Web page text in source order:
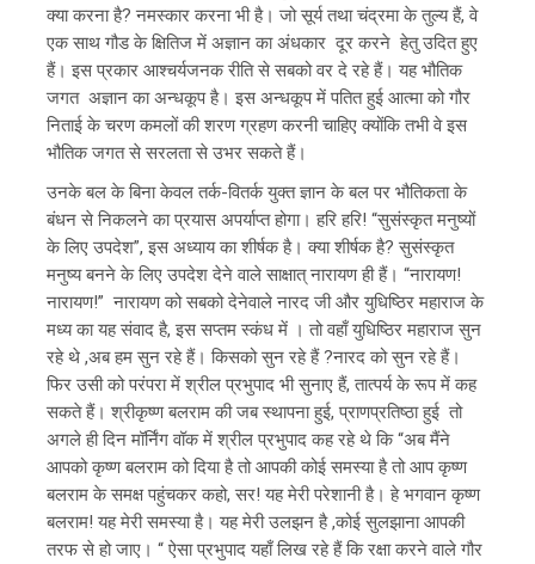
क्या करना है? नमस्कार करना भी है। जो सूर्य तथा चंद्रमा के तुल्य हैं, वे
एक साथ गौड के क्षितिज में अज्ञान का अंधकार दूर करने हेतु उदित हुए
हैं। इस प्रकार आश्चर्यजनक रीति से सबको वर दे रहे हैं। यह भौतिक
जगत अज्ञान का अन्धकूप है। इस अन्धकूप में पतित हुई आत्मा को गौर
निताई के चरण कमलों की शरण ग्रहण करनी चाहिए क्योंकि तभी वे इस
भौतिक जगत से सरलता से उभर सकते हैं।
उनके बल के बिना केवल तर्क-वितर्क युक्त ज्ञान के बल पर भौतिकता के
बंधन से निकलने का प्रयास अपर्याप्त होगा। हरि हरि! “सुसंस्कृत मनुष्यों
के लिए उपदेश”, इस अध्याय का शीर्षक है। क्या शीर्षक है? सुसंस्कृत
मनुष्य बनने के लिए उपदेश देने वाले साक्षात् नारायण ही हैं। “नारायण!
नारायण!” नारायण को सबको देनेवाले नारद जी और युधिष्ठिर महाराज के
मध्य का यह संवाद है, इस सप्तम स्कंध में । तो वहाँ युधिष्ठिर महाराज सुन
रहे थे ,अब हम सुन रहे हैं। किसको सुन रहे हैं ?नारद को सुन रहे हैं।
फिर उसी को परंपरा में श्रील प्रभुपाद भी सुनाए हैं, तात्पर्य के रूप में कह
सकते हैं। श्रीकृष्ण बलराम की जब स्थापना हुई, प्राणप्रतिष्ठा हुई तो
अगले ही दिन मॉर्निंग वॉक में श्रील प्रभुपाद कह रहे थे कि “अब मैंने
आपको कृष्ण बलराम को दिया है तो आपकी कोई समस्या है तो आप कृष्ण
बलराम के समक्ष पहुंचकर कहो, सर! यह मेरी परेशानी है। हे भगवान कृष्ण
बलराम! यह मेरी समस्या है। यह मेरी उलझन है ,कोई सुलझाना आपकी
तरफ से हो जाए। “ ऐसा प्रभुपाद यहाँ लिख रहे हैं कि रक्षा करने वाले गौर